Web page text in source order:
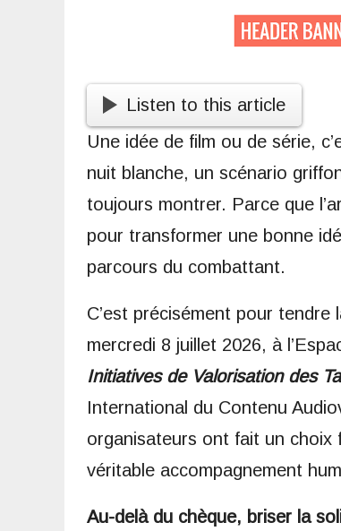
Listen to this article
Une idée de film ou de série,
nuit blanche, un scénario
toujours montrer. Parce que
pour transformer une bonne
parcours du combattant.
​C’est précisément pour tendre
mercredi 8 juillet 2026, à
Initiatives de Valorisation des
International du Contenu
organisateurs ont fait un choix
véritable accompagnement
​Au-delà du chèque, briser la